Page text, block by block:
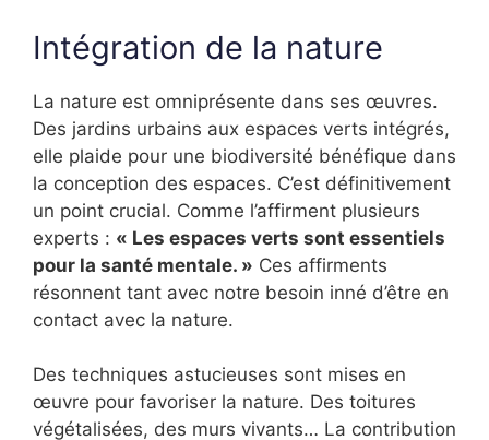
Intégration de la nature
La nature est omniprésente dans ses œuvres.
Des jardins urbains aux espaces verts intégrés,
elle plaide pour une biodiversité bénéfique dans
la conception des espaces. C’est définitivement
un point crucial. Comme l’affirment plusieurs
experts : « Les espaces verts sont essentiels
pour la santé mentale. » Ces affirments
résonnent tant avec notre besoin inné d’être en
contact avec la nature.
Des techniques astucieuses sont mises en
œuvre pour favoriser la nature. Des toitures
végétalisées, des murs vivants… La contribution